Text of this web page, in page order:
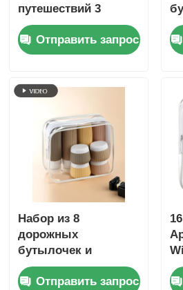
путешествий 3
унции/90 мл с
прозрачным окном
Отправить запрос
Набор из 8
дорожных
бутылочек и
контейнеров,
герметичные, 90 мл
Отправить запрос